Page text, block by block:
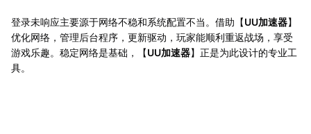
登录未响应主要源于网络不稳和系统配置不当。借助【UU加速器】
优化网络，管理后台程序，更新驱动，玩家能顺利重返战场，享受
游戏乐趣。稳定网络是基础，【UU加速器】正是为此设计的专业工
具。